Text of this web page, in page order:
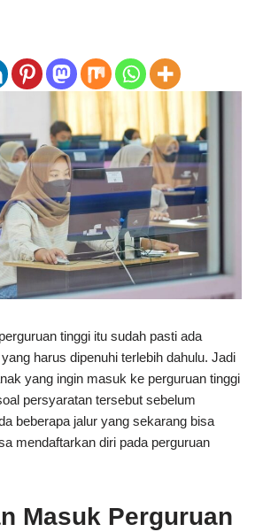
tinggi itu sudah pasti ada
harus dipenuhi terlebih dahulu. Jadi
yang ingin masuk ke perguruan tinggi
persyaratan tersebut sebelum
beberapa jalur yang sekarang bisa
mendaftarkan diri pada perguruan
Masuk Perguruan